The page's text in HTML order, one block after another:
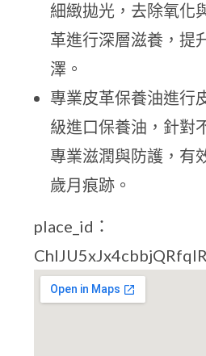
細緻拋光，去除氧化
革進行深層滋養，提
澤。
專業皮革保養油進行
級進口保養油，針對
專業滋潤與防護，有
歲月痕跡。
place_id：